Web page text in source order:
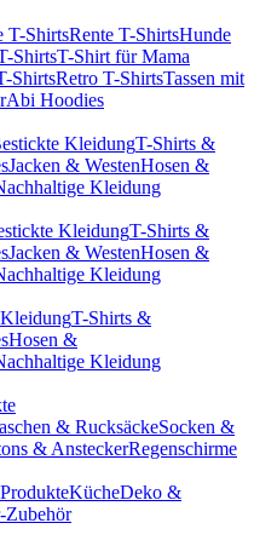
T-ShirtsRente T-ShirtsHunde
ShirtsT-Shirt für Mama
ShirtsRetro T-ShirtsTassen mit
Abi Hoodies
KleidungT-Shirts &
Jacken & WestenHosen &
Kleidung
KleidungT-Shirts &
Jacken & WestenHosen &
Kleidung
T-Shirts &
Hosen &
Kleidung
& RucksäckeSocken &
& AnsteckerRegenschirme
KücheDeko &
Zubehör